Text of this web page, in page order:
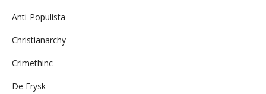
Anti-Populista
Christianarchy
Crimethinc
De Frysk